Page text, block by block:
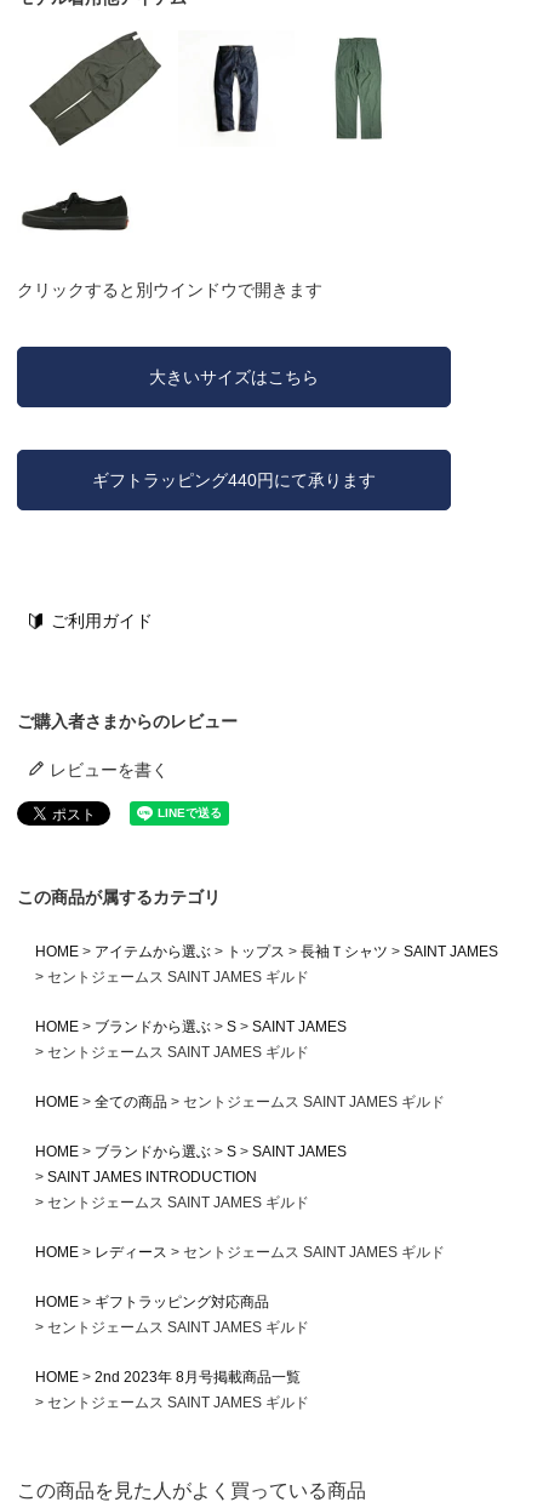
クリックすると別ウインドウで開きます
大きいサイズはこちら
ギフトラッピング440円にて承ります
ご利用ガイド
ご購入者さまからのレビュー
レビューを書く
この商品が属するカテゴリ
HOME アイテムから選ぶ トップス 長袖Ｔシャツ
SAINT JAMES
セントジェームス SAINT JAMES ギルド
HOME ブランドから選ぶ S
SAINT JAMES
セントジェームス SAINT JAMES ギルド
HOME 全ての商品 セントジェームス SAINT JAMES ギルド
HOME ブランドから選ぶ S
SAINT JAMES
SAINT JAMES INTRODUCTION
セントジェームス SAINT JAMES ギルド
HOME レディース セントジェームス SAINT JAMES ギルド
HOME
ギフトラッピング対応商品
セントジェームス SAINT JAMES ギルド
HOME
2nd 2023年 8月号掲載商品一覧
セントジェームス SAINT JAMES ギルド
この商品を見た人がよく買っている商品